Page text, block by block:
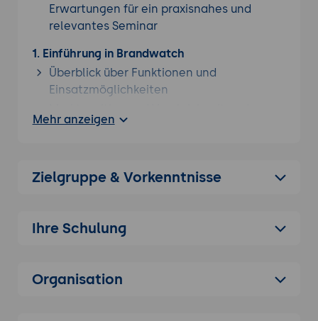
Erwartungen für ein praxisnahes und
relevantes Seminar
1. Einführung in Brandwatch
Überblick über Funktionen und
Einsatzmöglichkeiten
Social-Listening-Tools
2. Kontoerstellung und Dashboard-
Einrichtung von Benutzerkonten und
Unternehmensziele
Mehr anzeigen
Zielgruppe & Vorkenntnisse
Ihre Schulung
Organisation